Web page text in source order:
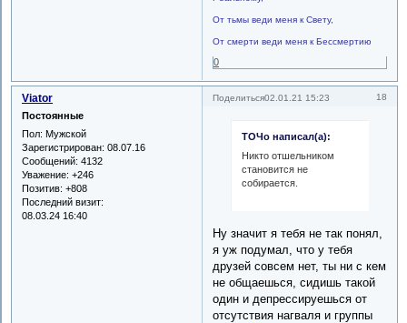
От тьмы веди меня к Свету,
От смерти веди меня к Бессмертию
0
Поделиться 18
02.01.21 15:23
Viator
Постоянные
Пол: Мужской
Зарегистрирован: 08.07.16
Сообщений: 4132
Уважение: +246
Позитив: +808
Последний визит:
08.03.24 16:40
ТОЧо написал(а):
Никто отшельником
становится не
собирается.
Ну значит я тебя не так понял,
я уж подумал, что у тебя
друзей совсем нет, ты ни с кем
не общаешься, сидишь такой
один и депрессируешься от
отсутствия нагваля и группы